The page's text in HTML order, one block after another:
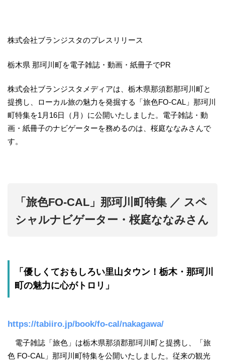
株式会社ブランジスタのプレスリリース
栃木県 那珂川町を電子雑誌・動画・紙冊子でPR
株式会社ブランジスタメディアは、栃木県那須郡那珂川町と
提携し、ローカル旅の魅力を発掘する「旅色FO-CAL」那珂川
町特集を1月16日（月）に公開いたしました。電子雑誌・動
画・紙冊子のナビゲーターを務めるのは、桜庭ななみさんで
す。
「旅色FO-CAL」那珂川町特集 ／ スペ
シャルナビゲーター・桜庭ななみさん
「優しくておもしろい里山タウン！栃木・那珂川
町の魅力に心がトロリ」
https://tabiiro.jp/book/fo-cal/nakagawa/
電子雑誌「旅色」は栃木県那須郡那珂川町と提携し、「旅
色 FO-CAL」那珂川町特集を公開いたしました。従来の観光